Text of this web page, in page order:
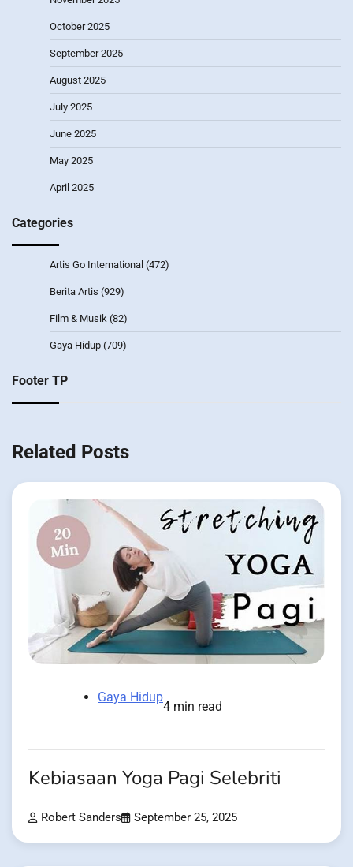
October 2025
September 2025
August 2025
July 2025
June 2025
May 2025
April 2025
Categories
Artis Go International (472)
Berita Artis (929)
Film & Musik (82)
Gaya Hidup (709)
Footer TP
Related Posts
Gaya Hidup
4 min read
Kebiasaan Yoga Pagi Selebriti
Robert Sanders September 25, 2025